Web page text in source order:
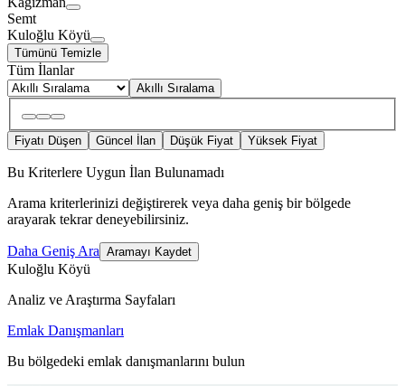
Semt
Kuloğlu Köyü
Tümünü Temizle
Tüm İlanlar
Akıllı Sıralama
Fiyatı Düşen Güncel İlan Düşük Fiyat Yüksek Fiyat
Bu Kriterlere Uygun İlan Bulunamadı
Arama kriterlerinizi değiştirerek veya daha geniş bir bölgede
arayarak tekrar deneyebilirsiniz.
Daha Geniş Ara Aramayı Kaydet
Kuloğlu Köyü
Analiz ve Araştırma Sayfaları
Emlak Danışmanları
Bu bölgedeki emlak danışmanlarını bulun